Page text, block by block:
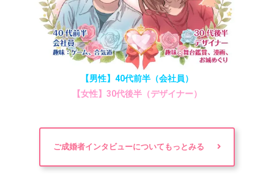
【男性】40代前半（会社員）
【女性】30代後半（デザイナー）
ご成婚者インタビューについてもっとみる